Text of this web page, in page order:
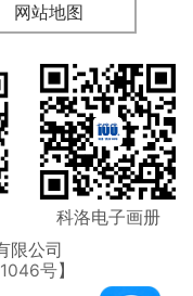
网站地图
科洛电子画册
限公司
号】